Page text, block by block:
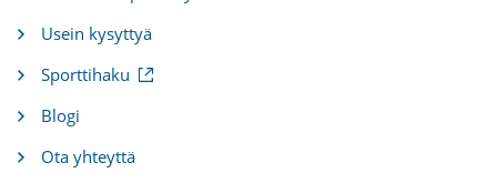
Usein kysyttyä
Sporttihaku(
o
i
Blogi
Ota yhteyttä